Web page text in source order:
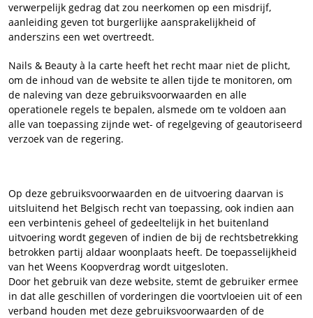
verwerpelijk gedrag dat zou neerkomen op een misdrijf,
aanleiding geven tot burgerlijke aansprakelijkheid of
anderszins een wet overtreedt.
Nails & Beauty à la carte heeft het recht maar niet de plicht,
om de inhoud van de website te allen tijde te monitoren, om
de naleving van deze gebruiksvoorwaarden en alle
operationele regels te bepalen, alsmede om te voldoen aan
alle van toepassing zijnde wet- of regelgeving of geautoriseerd
verzoek van de regering.
Op deze gebruiksvoorwaarden en de uitvoering daarvan is
uitsluitend het Belgisch recht van toepassing, ook indien aan
een verbintenis geheel of gedeeltelijk in het buitenland
uitvoering wordt gegeven of indien de bij de rechtsbetrekking
betrokken partij aldaar woonplaats heeft. De toepasselijkheid
van het Weens Koopverdrag wordt uitgesloten.
Door het gebruik van deze website, stemt de gebruiker ermee
in dat alle geschillen of vorderingen die voortvloeien uit of een
verband houden met deze gebruiksvoorwaarden of de